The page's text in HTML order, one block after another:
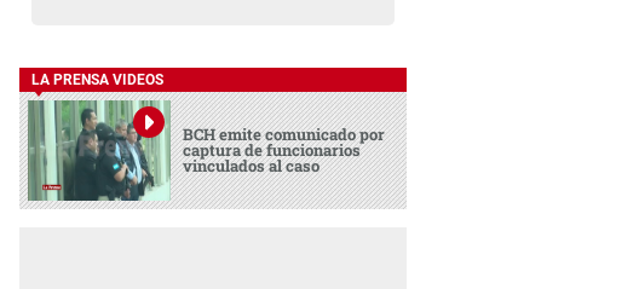
LA PRENSA VIDEOS
BCH emite comunicado por
captura de funcionarios
vinculados al caso